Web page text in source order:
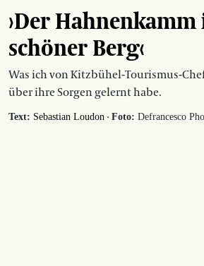
›Der
schöner Berg‹
Was ich von Kitzbühel-Tourismus-
über ihre Sorgen gelernt habe.
Text: Sebastian Loudon · Foto: Defrancesco